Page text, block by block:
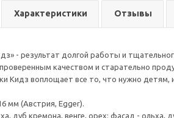
Характеристики Отзывы
- результат долгой работы и
качеством и старательно
Кидз воплощает все то, что нужно детям,
мм (Австрия, Egger).
дуб кремона, венге, орех; фасад - ольха,